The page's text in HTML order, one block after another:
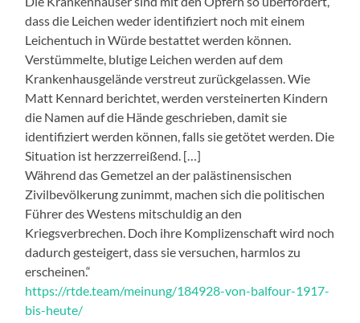
dass die Leichen weder identifiziert noch mit einem
Leichentuch in Würde bestattet werden können.
Verstümmelte, blutige Leichen werden auf dem
Krankenhausgelände verstreut zurückgelassen. Wie
Matt Kennard berichtet, werden versteinerten Kindern
die Namen auf die Hände geschrieben, damit sie
identifiziert werden können, falls sie getötet werden. Die
Situation ist herzzerreißend. […]
Während das Gemetzel an der palästinensischen
Zivilbevölkerung zunimmt, machen sich die politischen
Führer des Westens mitschuldig an den
Kriegsverbrechen. Doch ihre Komplizenschaft wird noch
dadurch gesteigert, dass sie versuchen, harmlos zu
erscheinen.“
https://rtde.team/meinung/184928-von-balfour-1917-
bis-heute/